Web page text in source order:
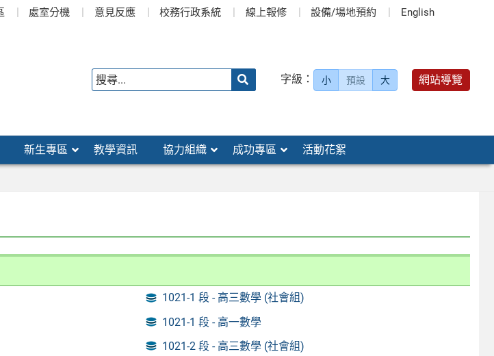
處室分機 意見反應 校務行政系統 線上報修 設備/場地預約 English
字級： 小 預設 大 網站導覽
新生專區 教學資訊 協力組織 成功專區 活動花絮
1021-1 段 - 高三數學 (社會組)
1021-1 段 - 高一數學
1021-2 段 - 高三數學 (社會組)